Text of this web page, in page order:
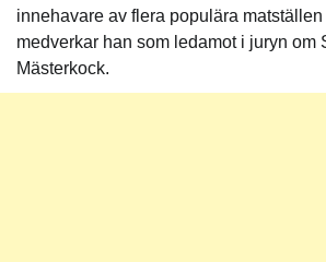
innehavare av flera populära
medverkar han som ledamot i juryn om
Mästerkock.